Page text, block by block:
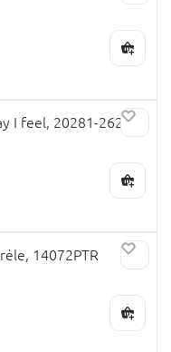
I feel, 20281-2623
14072PTR